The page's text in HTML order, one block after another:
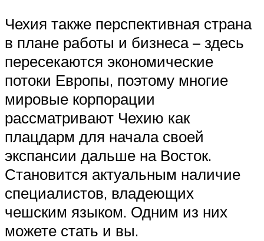
Чехия также перспективная страна
в плане работы и бизнеса – здесь
пересекаются экономические
потоки Европы, поэтому многие
мировые корпорации
рассматривают Чехию как
плацдарм для начала своей
экспансии дальше на Восток.
Становится актуальным наличие
специалистов, владеющих
чешским языком. Одним из них
можете стать и вы.